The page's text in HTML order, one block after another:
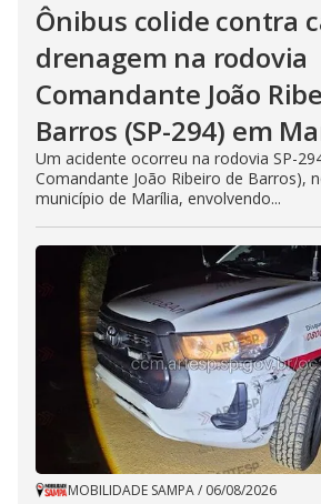
Ônibus colide contra
drenagem na rodovia
Comandante João
Barros (SP-294) em
Um acidente ocorreu na rodovia SP-
Comandante João Ribeiro de Barros),
município de Marília, envolvendo...
MOBILIDADE SAMPA/ 06/08/2026